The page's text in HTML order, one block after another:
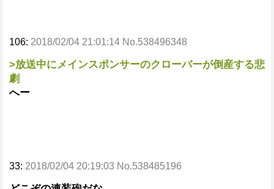
106: 2018/02/04 21:01:14 No.538496348
>放送中にメインスポンサーのクローバーが倒産する悲
劇
へー
33: 2018/02/04 20:19:03 No.538485196